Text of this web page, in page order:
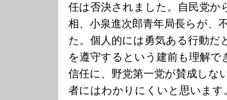
任は否決されました。自民党か
相、小泉進次郎青年局長らが、
た。個人的には勇気ある行動だ
を遵守するという建前も理解で
信任に、野党第一党が賛成しな
者にはわかりにくいと思います